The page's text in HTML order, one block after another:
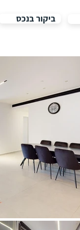
ביקור בנכס